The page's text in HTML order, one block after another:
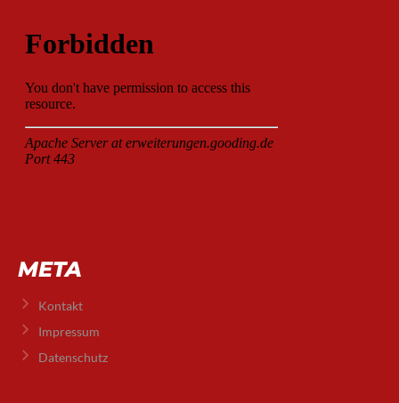
META
Kontakt
Impressum
Datenschutz